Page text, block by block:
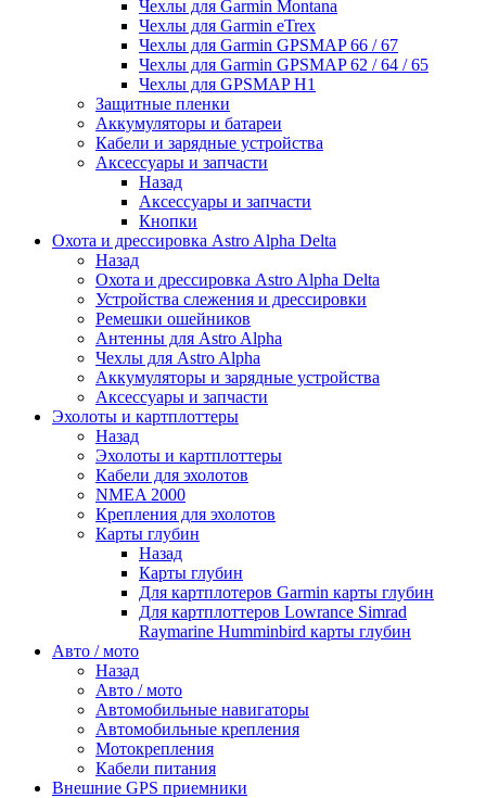
Чехлы для Garmin Montana
Чехлы для Garmin eTrex
Чехлы для Garmin GPSMAP 66 / 67
Чехлы для Garmin GPSMAP 62 / 64 / 65
Чехлы для GPSMAP H1
Защитные пленки
Аккумуляторы и батареи
Кабели и зарядные устройства
Аксессуары и запчасти
Назад
Аксессуары и запчасти
Кнопки
Охота и дрессировка Astro Alpha Delta
Назад
Охота и дрессировка Astro Alpha Delta
Устройства слежения и дрессировки
Ремешки ошейников
Антенны для Astro Alpha
Чехлы для Astro Alpha
Аккумуляторы и зарядные устройства
Аксессуары и запчасти
Эхолоты и картплоттеры
Назад
Эхолоты и картплоттеры
Кабели для эхолотов
NMEA 2000
Крепления для эхолотов
Карты глубин
Назад
Карты глубин
Для картплотеров Garmin карты глубин
Для картплоттеров Lowrance Simrad
Raymarine Humminbird карты глубин
Авто / мото
Назад
Авто / мото
Автомобильные навигаторы
Автомобильные крепления
Мотокрепления
Кабели питания
Внешние GPS приемники